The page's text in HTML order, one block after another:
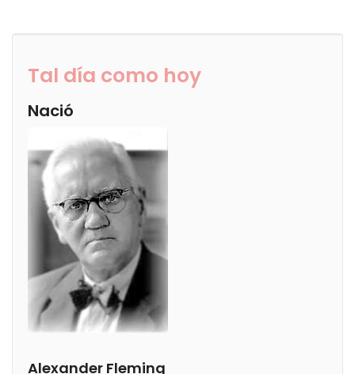
Tal día como hoy
Nació
Alexander Fleming